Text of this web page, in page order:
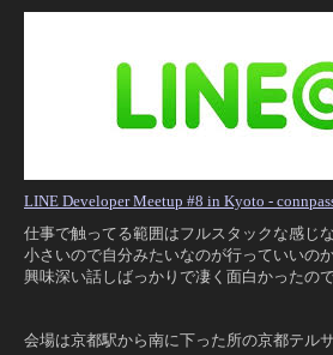
LINE Developer Meetup #8 in Kyoto -
仕事で触ってる範囲はフルスタックな感じ
小さいので自分みたいなのが行っていいの
興味深い話しばっかりで凄く面白かったの
会場は京都駅から南に下った所の京都テルサ